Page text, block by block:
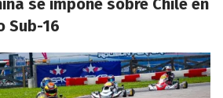
se impone sobre Chile en
Sub-16